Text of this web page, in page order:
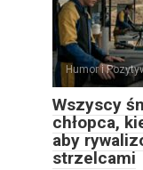
Humor i
Wszyscy
chłopca,
aby
strzelcami